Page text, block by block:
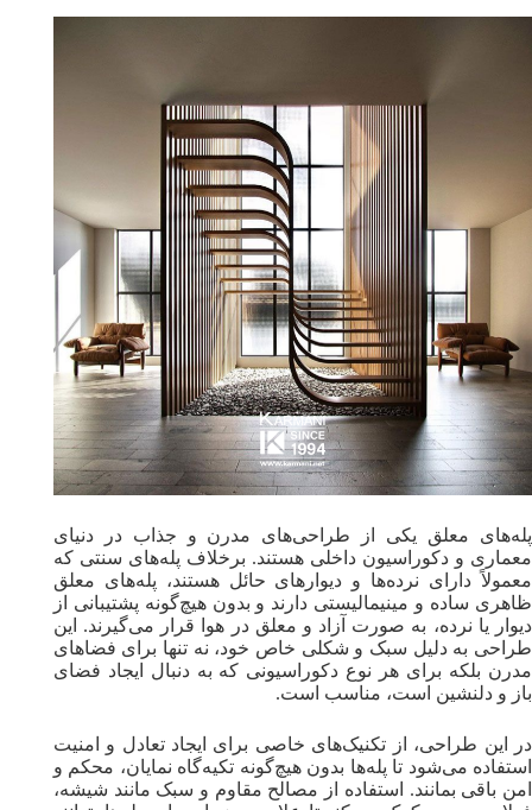
پله‌های معلق یکی از طراحی‌های مدرن و جذاب در دنیای
معماری و دکوراسیون داخلی هستند. برخلاف پله‌های سنتی که
معمولاً دارای نرده‌ها و دیوارهای حائل هستند، پله‌های معلق
ظاهری ساده و مینیمالیستی دارند و بدون هیچ‌گونه پشتیبانی از
دیوار یا نرده، به صورت آزاد و معلق در هوا قرار می‌گیرند. این
طراحی به دلیل سبک و شکلی خاص خود، نه تنها برای فضاهای
مدرن بلکه برای هر نوع دکوراسیونی که به دنبال ایجاد فضای
باز و دلنشین است، مناسب است.
در این طراحی، از تکنیک‌های خاصی برای ایجاد تعادل و امنیت
استفاده می‌شود تا پله‌ها بدون هیچ‌گونه تکیه‌گاه نمایان، محکم و
امن باقی بمانند. استفاده از مصالح مقاوم و سبک مانند شیشه،